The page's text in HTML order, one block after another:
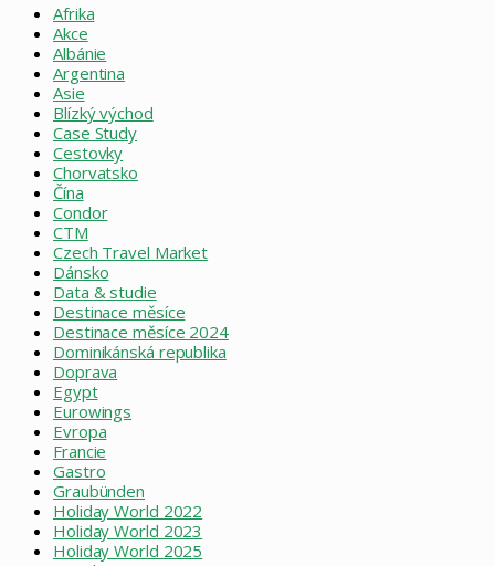
Afrika
Akce
Albánie
Argentina
Asie
Blízký východ
Case Study
Cestovky
Chorvatsko
Čína
Condor
CTM
Czech Travel Market
Dánsko
Data & studie
Destinace měsíce
Destinace měsíce 2024
Dominikánská republika
Doprava
Egypt
Eurowings
Evropa
Francie
Gastro
Graubünden
Holiday World 2022
Holiday World 2023
Holiday World 2025